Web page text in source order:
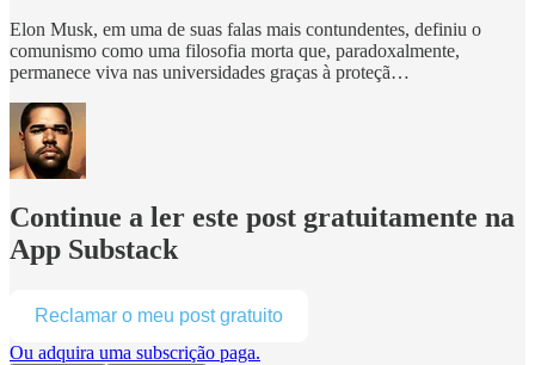
Elon Musk, em uma de suas falas mais contundentes, definiu o
comunismo como uma filosofia morta que, paradoxalmente,
permanece viva nas universidades graças à proteçã…
Continue a ler este post gratuitamente na
App Substack
Reclamar o meu post gratuito
Ou adquira uma subscrição paga.